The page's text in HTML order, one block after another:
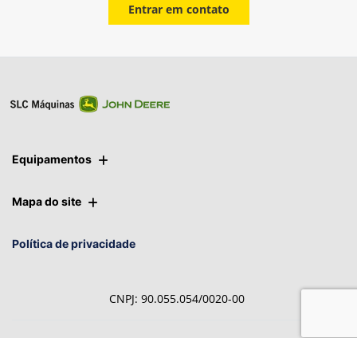
Política de Privacidadee concordo em receber
Entrar em contato
Equipamentos
Mapa do site
Política de privacidade